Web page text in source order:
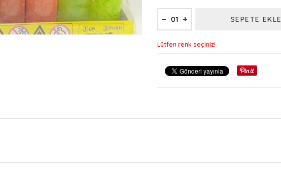
SEPETE EKLE
Lütfen renk seçiniz!